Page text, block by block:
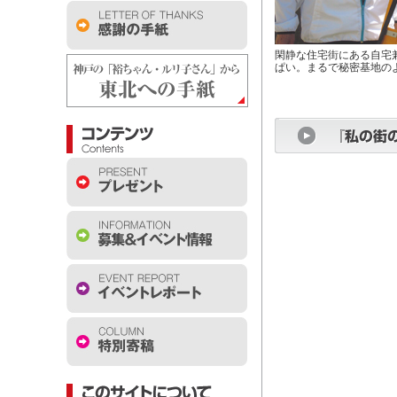
閑静な住宅街にある自宅
ぱい。まるで秘密基地の